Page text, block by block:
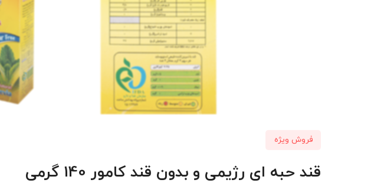
فروش ویژه
قند حبه ای رژیمی و بدون قند کامور 140 گرمی